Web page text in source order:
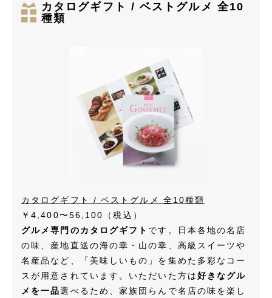
カタログギフト / ベストグルメ 全10
種類
カタログギフト / ベストグルメ 全10種類
￥4,400〜56,100
（税込）
グルメ専門のカタログギフト です。日本各地の名店
の味、産地直送の海の幸・山の幸、高級スイーツや
名産品など、「美味しいもの」を集めた多彩なコー
スが用意されています。いただいた方は好きなグル
メを一品選べるため、家族団らんで名店の味を楽し